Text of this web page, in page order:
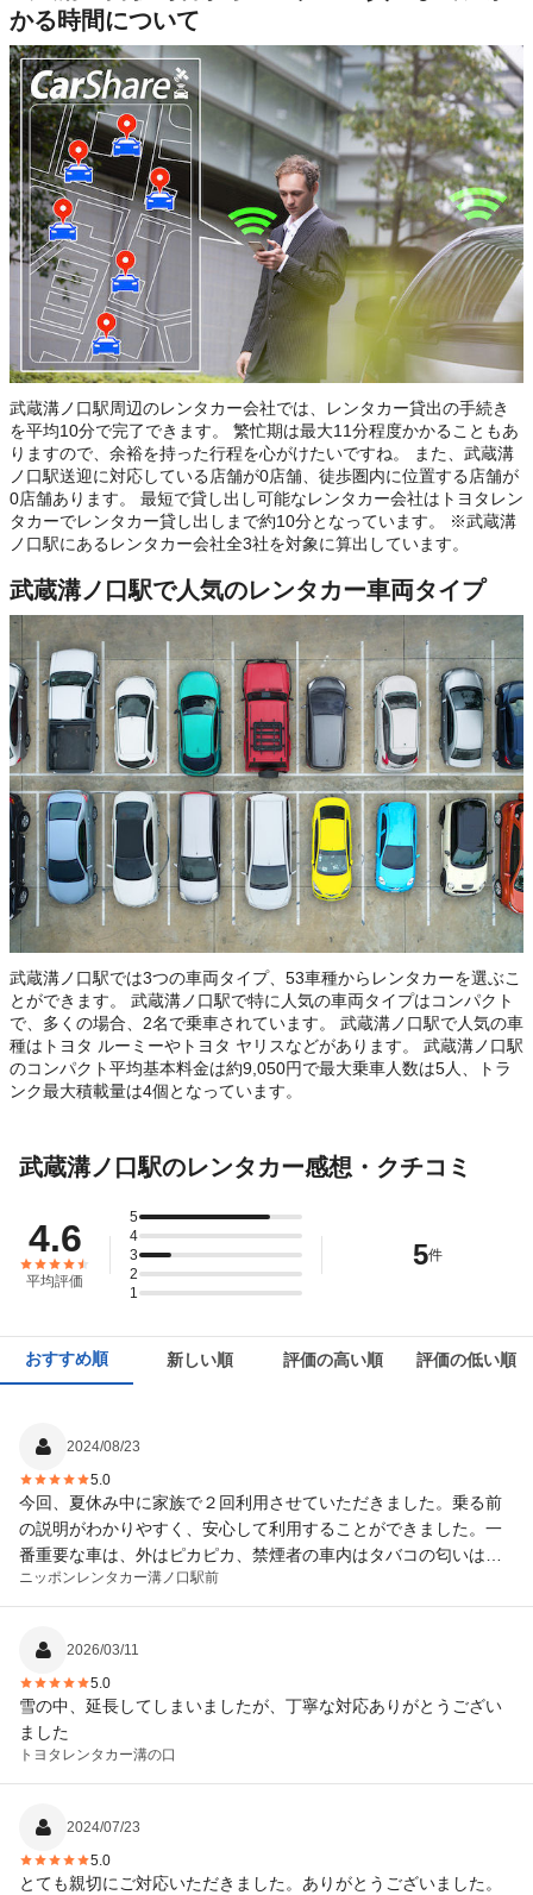
かる時間について
武蔵溝ノ口駅周辺のレンタカー会社では、レンタカー貸出の手続き
を平均10分で完了できます。 繁忙期は最大11分程度かかることもあ
りますので、余裕を持った行程を心がけたいですね。 また、武蔵溝
ノ口駅送迎に対応している店舗が0店舗、徒歩圏内に位置する店舗が
0店舗あります。 最短で貸し出し可能なレンタカー会社はトヨタレン
タカーでレンタカー貸し出しまで約10分となっています。 ※武蔵溝
ノ口駅にあるレンタカー会社全3社を対象に算出しています。
武蔵溝ノ口駅で人気のレンタカー車両タイプ
武蔵溝ノ口駅では3つの車両タイプ、53車種からレンタカーを選ぶこ
とができます。 武蔵溝ノ口駅で特に人気の車両タイプはコンパクト
で、多くの場合、2名で乗車されています。 武蔵溝ノ口駅で人気の車
種はトヨタ ルーミーやトヨタ ヤリスなどがあります。 武蔵溝ノ口駅
のコンパクト平均基本料金は約9,050円で最大乗車人数は5人、トラ
ンク最大積載量は4個となっています。
武蔵溝ノ口駅のレンタカー感想・クチコミ
4.6
平均評価
5
4
3
2
1
5件
おすすめ順 新しい順 評価の高い順 評価の低い順
2024/08/23
5.0
今回、夏休み中に家族で２回利用させていただきました。乗る前
の説明がわかりやすく、安心して利用することができました。一
番重要な車は、外はピカピカ、禁煙者の車内はタバコの匂いはも
ちろん、その他気になる匂いも全くなく、匂いに敏感な家族も全
く気にならなく、快適な時間をすごせました！ありがとうござい
ニッポンレンタカー溝ノ口駅前
2026/03/11
5.0
雪の中、延長してしまいましたが、丁寧な対応ありがとうござい
ました
トヨタレンタカー溝の口
2024/07/23
5.0
とても親切にご対応いただきました。ありがとうございました。